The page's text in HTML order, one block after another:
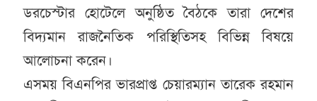
ডরচেস্টার হোটেলে অনুষ্ঠিত বৈঠকে তারা দেশের
বিদ্যমান রাজনৈতিক পরিস্থিতিসহ বিভিন্ন বিষয়ে
আলোচনা করেন।
এসময় বিএনপির ভারপ্রাপ্ত চেয়ারম্যান তারেক রহমান